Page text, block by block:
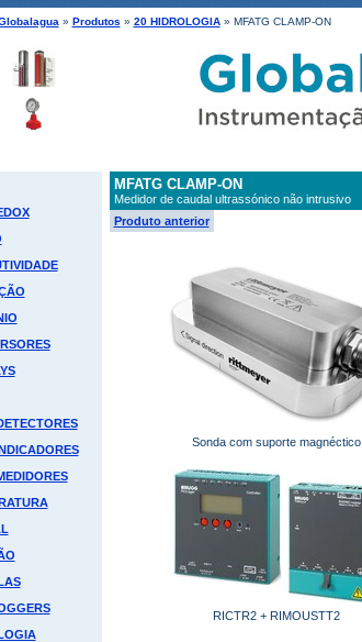
» Produtos » 20 HIDROLOGIA» MFATG CLAMP-ON
MFATG CLAMP-ON
Medidor de caudal ultrassónico não intrusivo
Produto anterior
Sonda com suporte magnéctico
RICTR2 + RIMOUSTT2